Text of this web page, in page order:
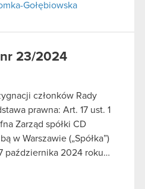
Gołębiowska
23/2024
członków Rady
prawna: Art. 17 ust. 1
Zarząd spółki CD
w Warszawie („Spółka”)
października 2024 roku…